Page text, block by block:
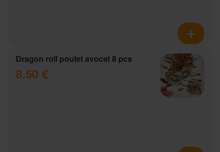
Dragon roll poulet avocat 8 pcs
8.50 €